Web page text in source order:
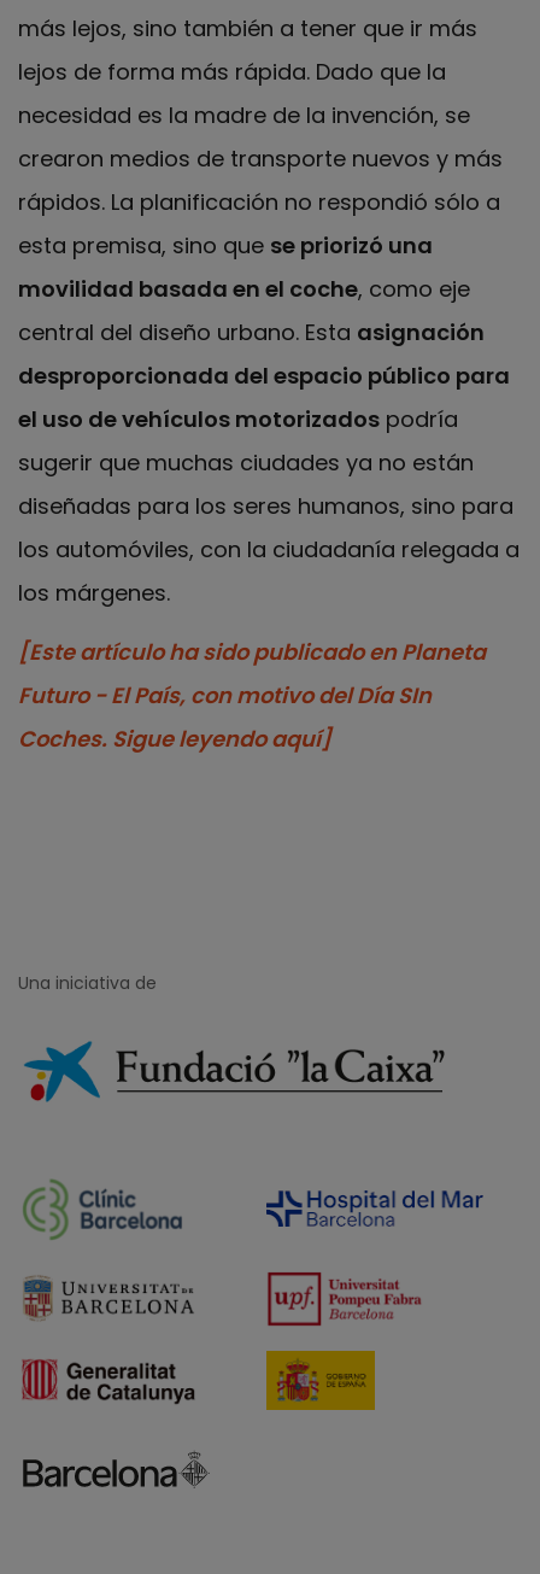
más lejos, sino también a tener que ir más
lejos de forma más rápida. Dado que la
necesidad es la madre de la invención, se
crearon medios de transporte nuevos y más
rápidos. La planificación no respondió sólo a
esta premisa, sino que se priorizó una
movilidad basada en el coche, como eje
central del diseño urbano. Esta asignación
desproporcionada del espacio público para
el uso de vehículos motorizados podría
sugerir que muchas ciudades ya no están
diseñadas para los seres humanos, sino para
los automóviles, con la ciudadanía relegada a
los márgenes.
[Este artículo ha sido publicado en Planeta
Futuro - El País, con motivo del Día SIn
Coches. Sigue leyendo aquí]
Una iniciativa de